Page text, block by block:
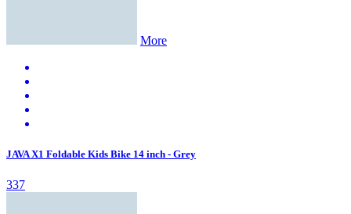
More
JAVA X1 Foldable Kids Bike 14 inch - Grey
337